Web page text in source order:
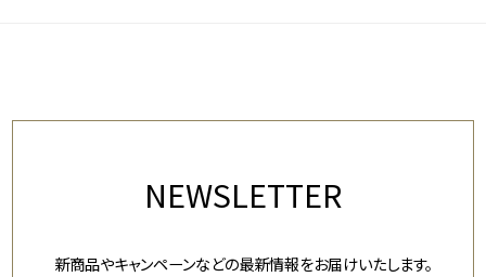
NEWSLETTER
新商品やキャンペーンなどの最新情報をお届けいたします。